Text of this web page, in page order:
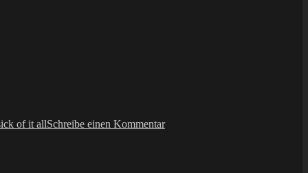
of it allSchreibe einen Kommentarhard